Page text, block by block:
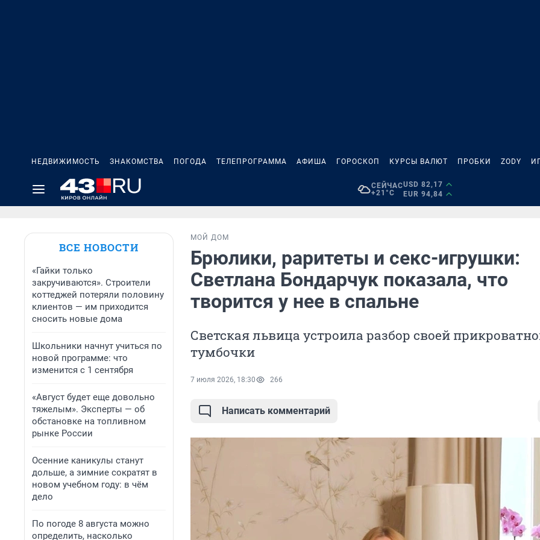
НЕДВИЖИМОСТЬ ЗНАКОМСТВА ПОГОДА ТЕЛЕПРОГРАММА АФИША ГОРОСКОП КУРСЫ ВАЛЮТ ПРОБКИ ZODY
СЕЙЧАС
+21°C
USD 82,17
EUR 94,84
ВСЕ НОВОСТИ
«Гайки только
закручиваются». Строители
коттеджей потеряли половину
клиентов — им приходится
сносить новые дома
Школьники начнут учиться по
новой программе: что
изменится с 1 сентября
«Август будет еще довольно
тяжелым». Эксперты — об
обстановке на топливном
рынке России
Осенние каникулы станут
дольше, а зимние сократят в
новом учебном году: в чём
дело
По погоде 8 августа можно
определить, насколько
МОЙ ДОМ
Брюлики, раритеты и секс-игрушки:
Светлана Бондарчук показала, что
творится у нее в спальне
Светская львица устроила разбор своей
тумбочки
7 июля 2026, 18:30 266
Написать комментарий